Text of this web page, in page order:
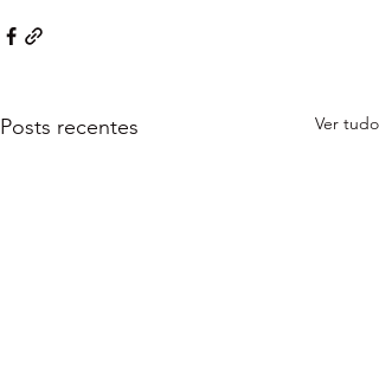
Posts recentes Ver tudo